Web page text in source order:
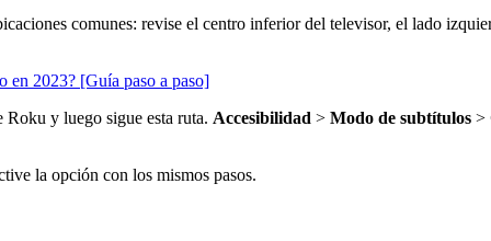
comunes: revise el centro inferior del televisor, el lado
en 2023? [Guía paso a paso]
y luego sigue esta ruta. Accesibilidad > Modo de subtítulos >
la opción con los mismos pasos.